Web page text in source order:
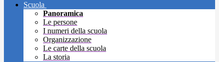
Scuola
Panoramica
Le persone
I numeri della scuola
Organizzazione
Le carte della scuola
La storia